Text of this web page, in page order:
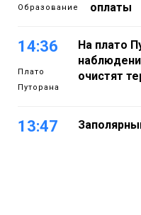
Образование
оплаты
14:36
Плато
Путорана
На плато
очистят
13:47